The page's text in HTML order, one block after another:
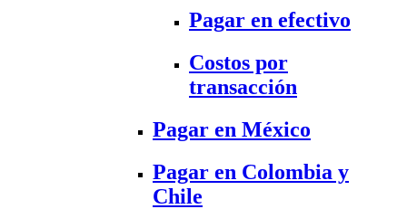
Pagar en efectivo
Costos por
transacción
Pagar en México
Pagar en Colombia y
Chile